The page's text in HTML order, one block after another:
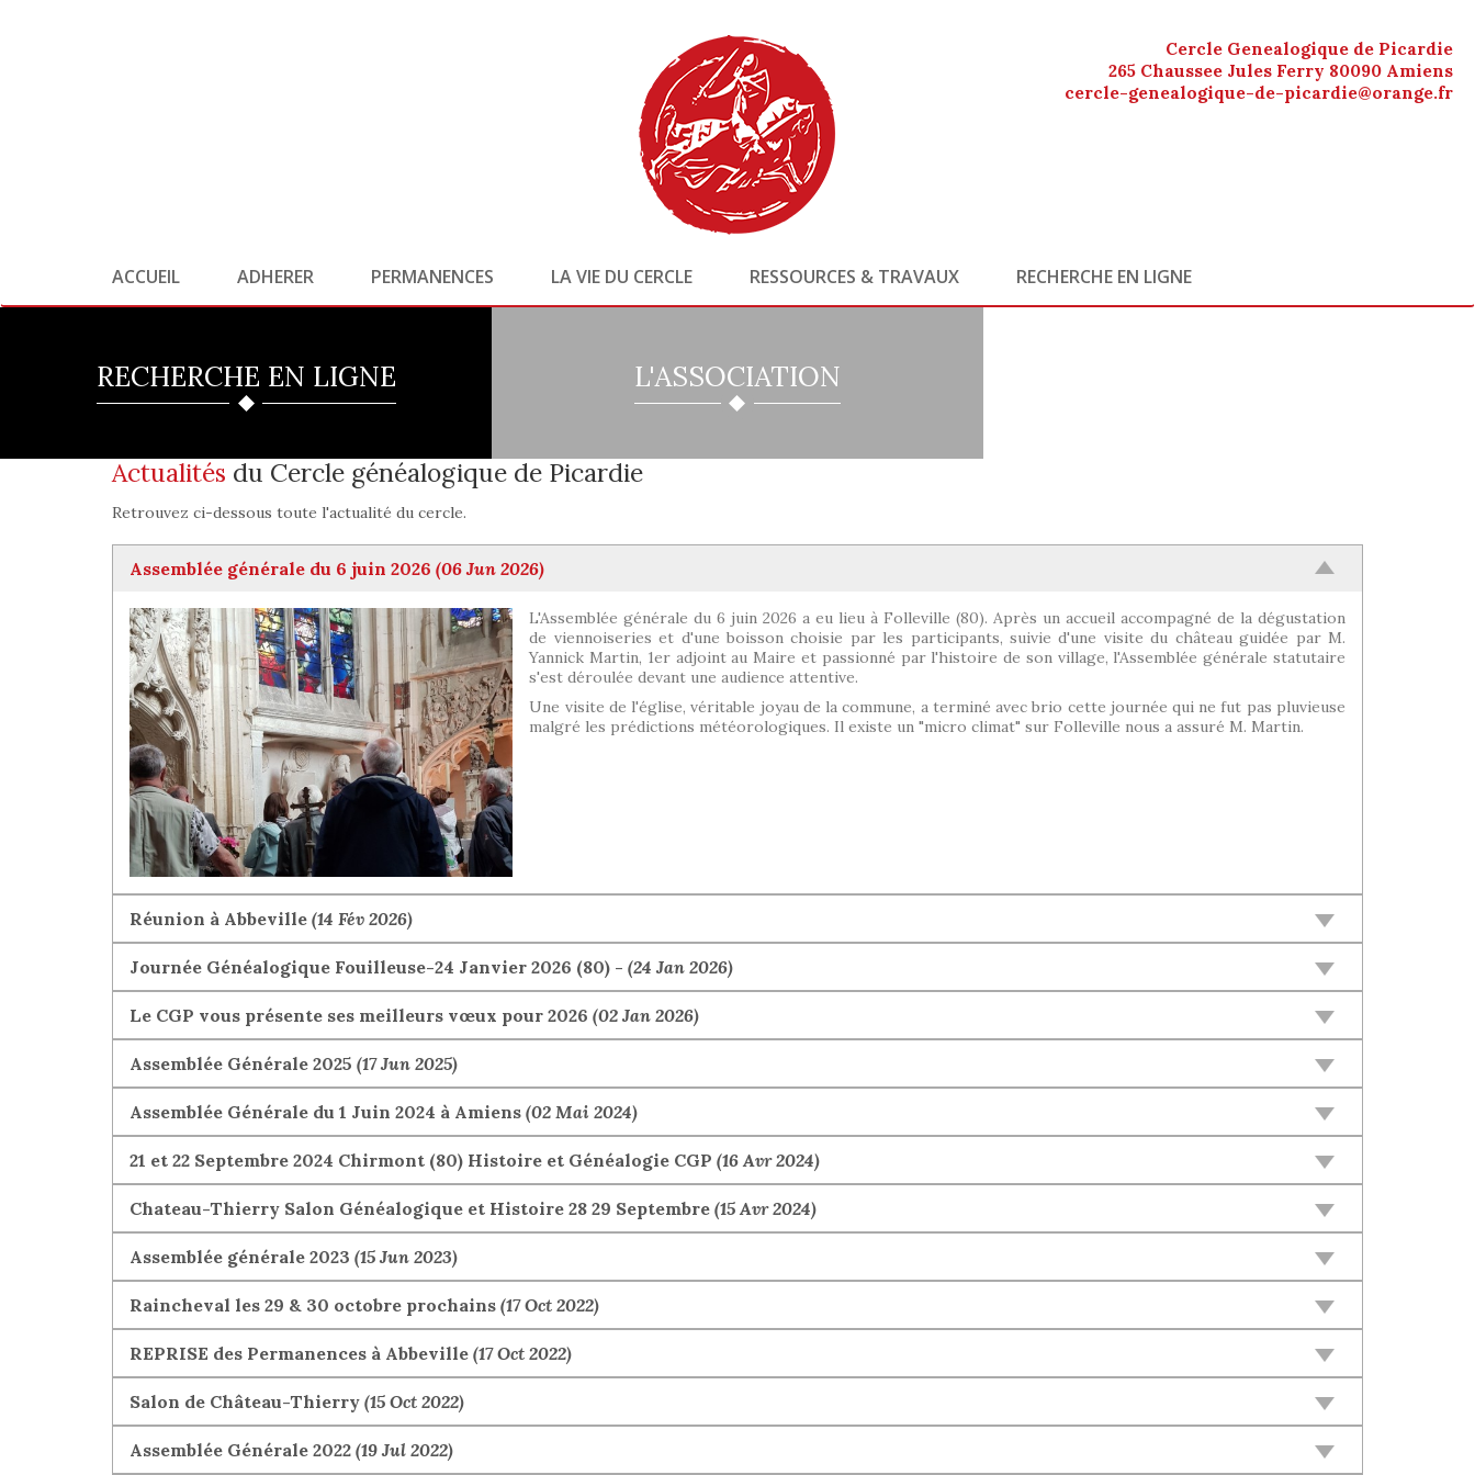
Cercle Genealogique de Picardie
265 Chaussee Jules Ferry 80090 Amiens
cercle-genealogique-de-picardie@orange.fr
ACCUEIL ADHERER PERMANENCES LA VIE DU CERCLE RESSOURCES & TRAVAUX RECHERCHE EN LIGNE
RECHERCHE EN LIGNE L'ASSOCIATION
Actualités du Cercle généalogique de Picardie
Retrouvez ci-dessous toute l'actualité du cercle.
Assemblée générale du 6 juin 2026 (06 Jun 2026)
L'Assemblée générale du 6 juin 2026 a eu lieu à Folleville (80). Après un accueil accompagné de la dégustation
de viennoiseries et d'une boisson choisie par les participants, suivie d'une visite du château guidée par M.
Yannick Martin, 1er adjoint au Maire et passionné par l'histoire de son village, l'Assemblée générale statutaire
s'est déroulée devant une audience attentive.
Une visite de l'église, véritable joyau de la commune, a terminé avec brio cette journée qui ne fut pas pluvieuse
malgré les prédictions météorologiques. Il existe un "micro climat" sur Folleville nous a assuré M. Martin.
Réunion à Abbeville (14 Fév 2026)
Journée Généalogique Fouilleuse-24 Janvier 2026 (80) - (24 Jan 2026)
Le CGP vous présente ses meilleurs vœux pour 2026 (02 Jan 2026)
Assemblée Générale 2025 (17 Jun 2025)
Assemblée Générale du 1 Juin 2024 à Amiens (02 Mai 2024)
21 et 22 Septembre 2024 Chirmont (80) Histoire et Généalogie CGP (16 Avr 2024)
Chateau-Thierry Salon Généalogique et Histoire 28 29 Septembre (15 Avr 2024)
Assemblée générale 2023 (15 Jun 2023)
Raincheval les 29 & 30 octobre prochains (17 Oct 2022)
REPRISE des Permanences à Abbeville (17 Oct 2022)
Salon de Château-Thierry (15 Oct 2022)
Assemblée Générale 2022 (19 Jul 2022)